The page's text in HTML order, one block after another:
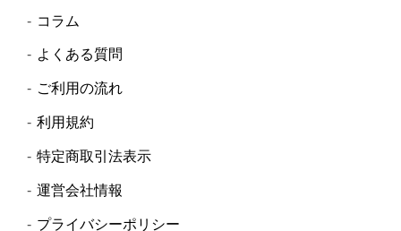
コラム
よくある質問
ご利用の流れ
利用規約
特定商取引法表示
運営会社情報
プライバシーポリシー